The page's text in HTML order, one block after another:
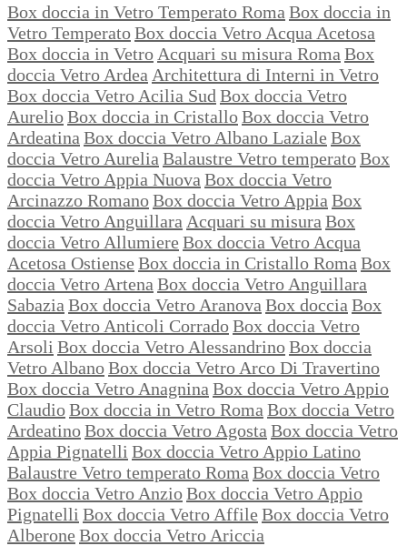
Box doccia in Vetro Temperato Roma Box doccia in
Vetro TemperatoBox doccia Vetro Acqua Acetosa
Box doccia in Vetro Acquari su misura Roma Box
doccia Vetro Ardea Architettura di Interni in Vetro
Box doccia Vetro Acilia Sud Box doccia Vetro
AurelioBox doccia in CristalloBox doccia Vetro
Ardeatina Box doccia Vetro Albano Laziale Box
doccia Vetro Aurelia Balaustre Vetro temperatoBox
doccia Vetro Appia Nuova Box doccia Vetro
Arcinazzo RomanoBox doccia Vetro Appia Box
doccia Vetro Anguillara Acquari su misura Box
doccia Vetro Allumiere Box doccia Vetro Acqua
Acetosa Ostiense Box doccia in Cristallo Roma Box
doccia Vetro Artena Box doccia Vetro Anguillara
Sabazia Box doccia Vetro Aranova Box doccia Box
doccia Vetro Anticoli CorradoBox doccia Vetro
Arsoli Box doccia Vetro AlessandrinoBox doccia
Vetro AlbanoBox doccia Vetro Arco Di Travertino
Box doccia Vetro Anagnina Box doccia Vetro Appio
ClaudioBox doccia in Vetro Roma Box doccia Vetro
ArdeatinoBox doccia Vetro Agosta Box doccia Vetro
Appia Pignatelli Box doccia Vetro Appio Latino
Balaustre Vetro temperato Roma Box doccia Vetro
Box doccia Vetro AnzioBox doccia Vetro Appio
Pignatelli Box doccia Vetro Affile Box doccia Vetro
Alberone Box doccia Vetro Ariccia